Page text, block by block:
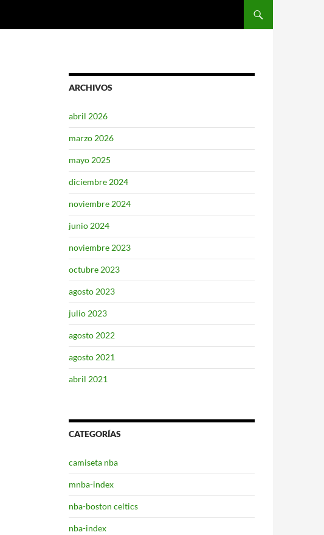
ARCHIVOS
abril 2026
marzo 2026
mayo 2025
diciembre 2024
noviembre 2024
junio 2024
noviembre 2023
octubre 2023
agosto 2023
julio 2023
agosto 2022
agosto 2021
abril 2021
CATEGORÍAS
camiseta nba
mnba-index
nba-boston celtics
nba-index